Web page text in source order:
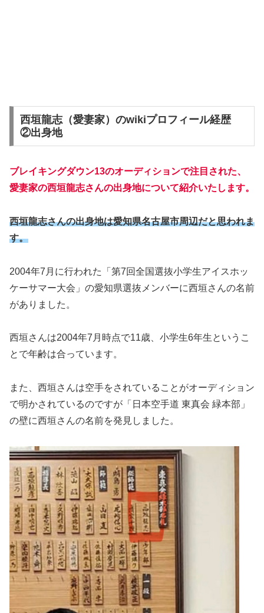
西垣龍志（愛妻家）のwikiプロフィール経歴
②出身地
ブレイキングダウン13のオーディションで注目された、
愛妻家の西垣龍志さんの出身地について紹介いたします。
西垣龍志さんの出身地は愛知県名古屋市周辺だと思われま
す。
2004年7月に行われた「第7回全国選抜小学生アイスホッ
ケーサマー大会」の愛知県選抜メンバーに西垣さんの名前
がありました。
西垣さんは2004年7月時点で11歳、小学生6年生というこ
とで年齢は合っています。
また、西垣さんは空手をされていることがオーディション
で明かされているのですが「日本空手道 東真会 緑本部」
の壁に西垣さんの名前を発見しました。